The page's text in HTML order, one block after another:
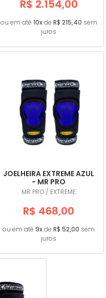
R$ 2.154,00
ou em até 10xde R$ 215,40 sem
juros
JOELHEIRA EXTREME AZUL
- MR PRO
MR PRO / EXTREME
R$ 468,00
ou em até 9xde R$ 52,00 sem
juros